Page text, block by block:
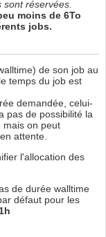
sont réservées.
moins de 6To
jobs.
de son job au
temps du job est
demandée, celui-
pas de possibilité la
mais on peut
attente.
l'allocation des
de durée walltime
défaut pour les